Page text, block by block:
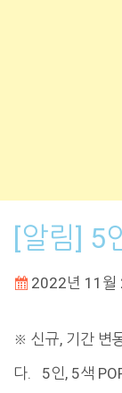
[알림] 5
2022년 11월
※ 신규, 기간 변
다. 5인, 5색